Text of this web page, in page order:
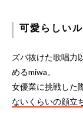
可愛らしい
ズバ抜けた歌唱力
めるmiwa。
女優業に挑戦した
ないくらいの顔立